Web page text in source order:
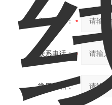
您的姓名：
联系电话：
常用邮箱：